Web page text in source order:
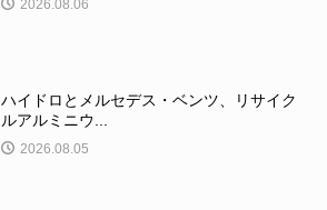
2026.08.06
ハイドロとメルセデス・ベンツ、リサイク
ルアルミニウ...
2026.08.05